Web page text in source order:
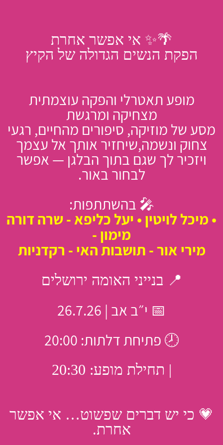
🌴✨ אי אפשר אחרת
הפקת הנשים הגדולה של הקיץ
מופע תאטרלי והפקה עוצמתית
מצחיקה ומרגשת
מסע של מוזיקה, סיפורים מהחיים, רגעי
צחוק ונשמה,שיחזיר אותך אל עצמך
ויזכיר לך שגם בתוך הבלגן — אפשר
לבחור באור.
🎤 בהשתתפות:
• מיכל לויטין • יעל כליפא - שרה דורה
מימון -
מירי אור - תושבות האי - רקדניות
📍 בנייני האומה ירושלים
📅 י״ב אב | 26.7.26
🕗 פתיחת דלתות: 20:00
| תחילת מופע: 20:30
💗 כי יש דברים שפשוט… אי אפשר
אחרת.